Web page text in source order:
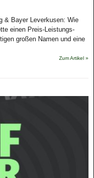
& Bayer Leverkusen: Wie
einen Preis-Leistungs-
großen Namen und eine
Zum Artikel »